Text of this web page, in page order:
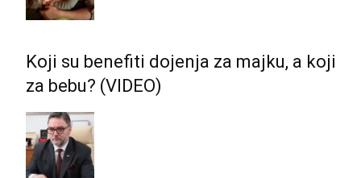
Koji su benefiti dojenja za majku, a koji
za bebu? (VIDEO)